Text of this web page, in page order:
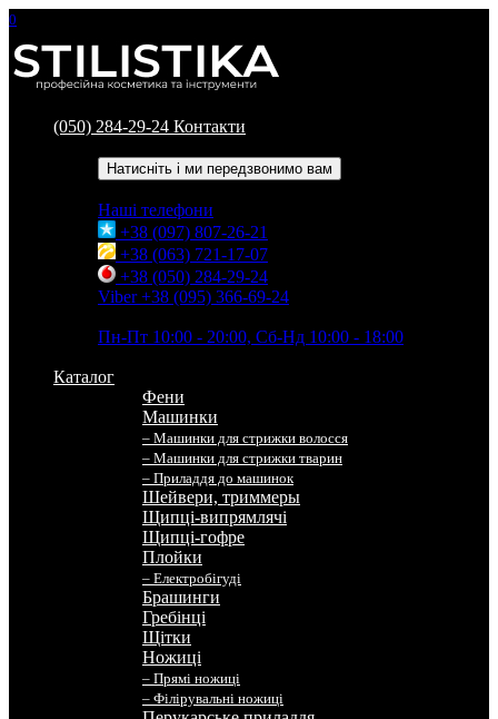
0
(050) 284-29-24 Контакти
Натисніть і ми передзвонимо вам
Наші телефони
+38 (097) 807-26-21
+38 (063) 721-17-07
+38 (050) 284-29-24
Viber +38 (095) 366-69-24
Пн-Пт 10:00 - 20:00, Сб-Нд 10:00 - 18:00
Каталог
Фени
Машинки
– Машинки для стрижки волосся
– Машинки для стрижки тварин
– Приладдя до машинок
Шейвери, триммеры
Щипці-випрямлячі
Щипці-гофре
Плойки
– Електробігуді
Брашинги
Гребінці
Щітки
Ножиці
– Прямі ножиці
– Філірувальні ножиці